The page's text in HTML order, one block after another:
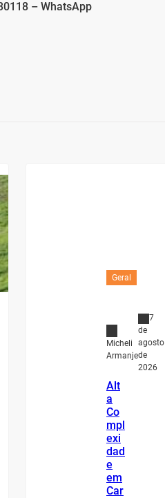
– WhatsApp
Geral
Micheli
Armanje
7
de
agosto
de
2026
Alt
a
Co
mpl
exi
dad
e
em
Car